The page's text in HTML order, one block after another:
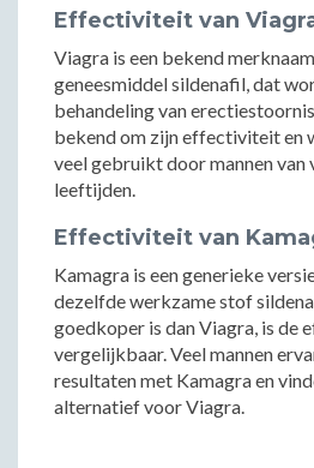
Effectiviteit van
Viagra is een bekend
geneesmiddel sildenafil, dat
behandeling van
bekend om zijn effectiviteit en
veel gebruikt door mannen van
leeftijden.
Effectiviteit van
Kamagra is een generieke
dezelfde werkzame stof
goedkoper is dan Viagra, is de
vergelijkbaar. Veel mannen
resultaten met Kamagra en
alternatief voor Viagra.